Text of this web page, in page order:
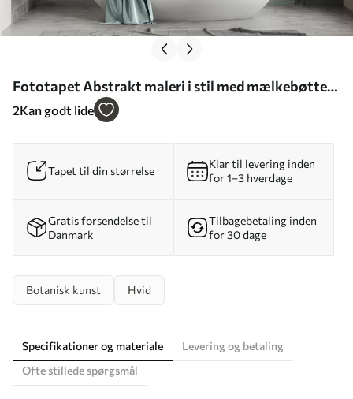
Fototapet Abstrakt maleri i stil med mælkebøtter
Nr. w05664
2Kan godt lide
Tapet til din størrelse
Klar til levering inden
for 1–3 hverdage
Gratis forsendelse til
Danmark
Tilbagebetaling inden
for 30 dage
Botanisk kunst Hvid
Specifikationer og materiale
Levering og betaling
Ofte stillede spørgsmål